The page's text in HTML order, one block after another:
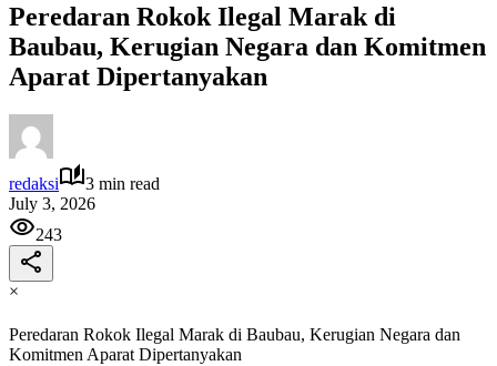
Peredaran Rokok Ilegal Marak di
Baubau, Kerugian Negara dan Komitmen
Aparat Dipertanyakan
redaksi
3 min read
July 3, 2026
243
×
Peredaran Rokok Ilegal Marak di Baubau, Kerugian Negara dan
Komitmen Aparat Dipertanyakan